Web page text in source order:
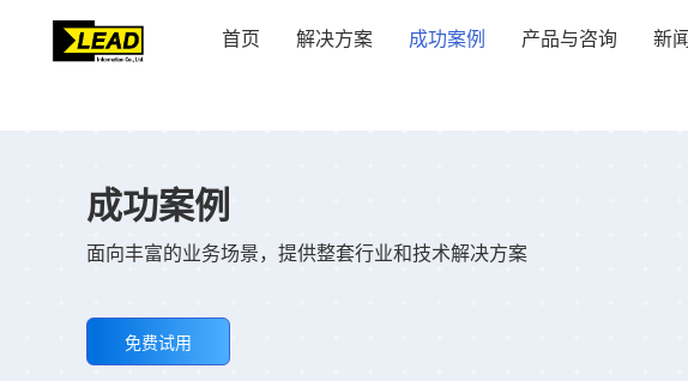
首页 解决方案 成功案例 产品与咨询 新
成功案例
面向丰富的业务场景，提供整套行业和技术解决方案
免费试用